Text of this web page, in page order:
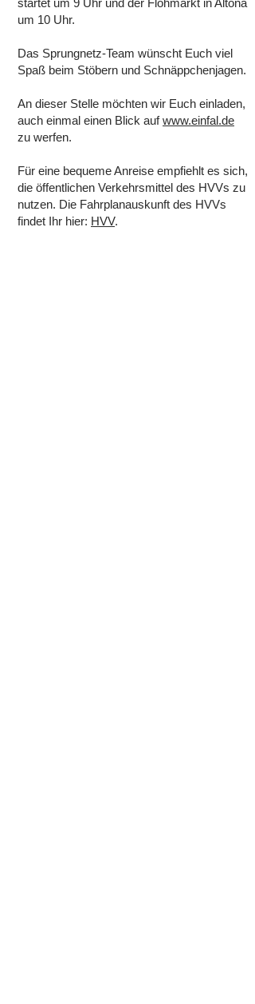
startet um 9 Uhr und der Flohmarkt in Altona
um 10 Uhr.
Das Sprungnetz-Team wünscht Euch viel
Spaß beim Stöbern und Schnäppchenjagen.
An dieser Stelle möchten wir Euch einladen,
auch einmal einen Blick aufwww.einfal.de
zu werfen.
Für eine bequeme Anreise empfiehlt es sich,
die öffentlichen Verkehrsmittel des HVVs zu
nutzen. Die Fahrplanauskunft des HVVs
findet Ihr hier: HVV.